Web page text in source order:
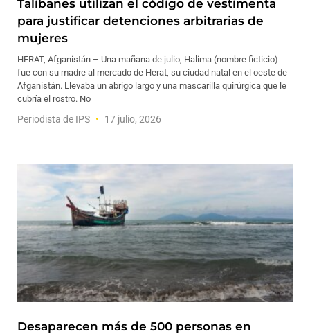
Talibanes utilizan el código de vestimenta
para justificar detenciones arbitrarias de
mujeres
HERAT, Afganistán – Una mañana de julio, Halima (nombre ficticio)
fue con su madre al mercado de Herat, su ciudad natal en el oeste de
Afganistán. Llevaba un abrigo largo y una mascarilla quirúrgica que le
cubría el rostro. No
Periodista de IPS 17 julio, 2026
Desaparecen más de 500 personas en